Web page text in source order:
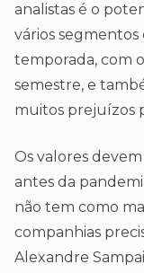
analistas é o
vários
temporada, com
semestre, e
muitos prejuízos
Os valores
antes da
não tem como
companhias
Alexandre